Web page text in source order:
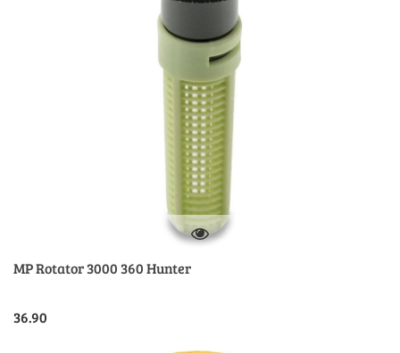
MP Rotator 3000 360 Hunter
36.90